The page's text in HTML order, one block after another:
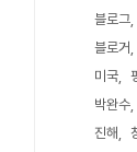
블로그
블로거
미국
박완수
진해